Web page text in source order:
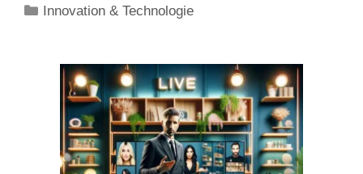
Kategorien
Innovation & Technologie